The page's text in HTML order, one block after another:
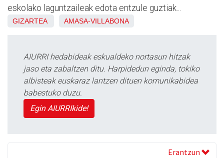
eskolako laguntzaileak edota entzule guztiak...
GIZARTEA AMASA-VILLABONA
AIURRI hedabideak eskualdeko nortasun hitzak
jaso eta zabaltzen ditu. Harpidedun eginda, tokiko
albisteak euskaraz lantzen dituen komunikabidea
babestuko duzu.
Egin AIURRIkide!
Erantzun